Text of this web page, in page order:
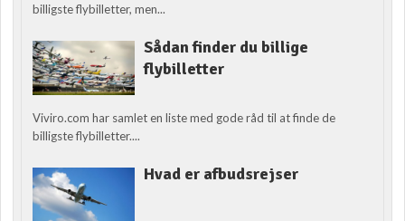
billigste flybilletter, men...
Sådan finder du billige
flybilletter
Viviro.com har samlet en liste med gode råd til at finde de
billigste flybilletter....
Hvad er afbudsrejser